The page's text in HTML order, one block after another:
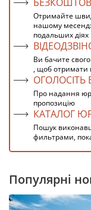
Отримайте
нашому
подальших діях
Ви бачите
, щоб отримати
Про надання
пропозицію
КАТАЛОГ
Пошук
фильтрами,
Популярні